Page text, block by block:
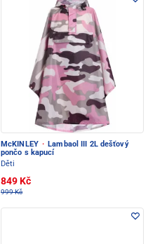
McKINLEY · Lambaol III 2L dešťový
pončo s kapucí
Děti
849 Kč
999 Kč